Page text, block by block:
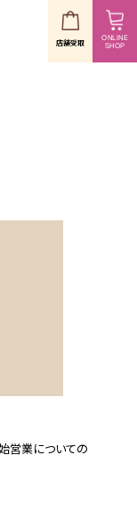
店舗受取 ONLINE
SHOP
営業についての